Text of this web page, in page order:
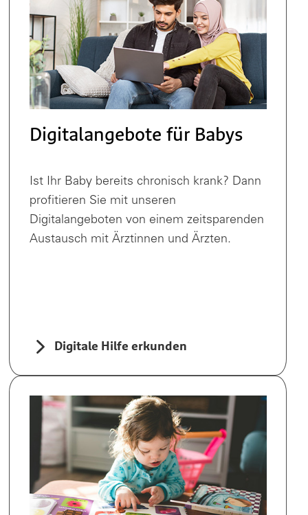
Digitalangebote für Babys
Ist Ihr Baby bereits chronisch krank? Dann
profitieren Sie mit unseren
Digitalangeboten von einem zeitsparenden
Austausch mit Ärztinnen und Ärzten.
Digitale Hilfe erkunden